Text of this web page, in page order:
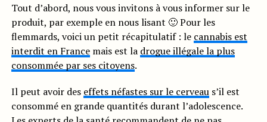
Tout d’abord, nous vous invitons à vous informer sur le
produit, par exemple en nous lisant 🙂 Pour les
flemmards, voici un petit récapitulatif : le cannabis est
interdit en Francemais est la drogue illégale la plus
consommée par ses citoyens.
Il peut avoir des effets néfastes sur le cerveaus’il est
consommé en grande quantités durant l’adolescence.